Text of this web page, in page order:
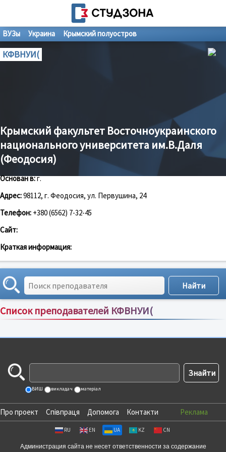
ВУЗы Украина Крымский полуостров
КФВНУИ(
Крымский факультет Восточноукраинского
национального университета им.В.Даля
(Феодосия)
Основан в:г.
Адрес:98112, г. Феодосия, ул. Первушина, 24
Телефон: +380 (6562) 7-32-45
Сайт:
Краткая информация:
Список преподавателей КФВНУИ(
Сортировка по:имени;рейтингу;отзывам
ВИШ викладач матеріал
Про проект Співпраця Допомога Контакти Реклама
RU EN UA KZ CN
Администрация сайта не несет ответственности за содержание